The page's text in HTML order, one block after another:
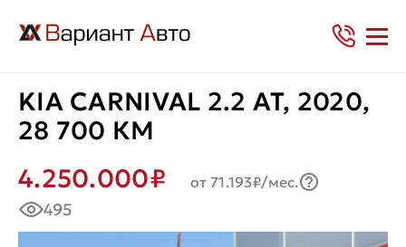
KIA CARNIVAL 2.2 AT, 2020,
28 700 КМ
4.250.000₽
от 71.193₽/мес.
495